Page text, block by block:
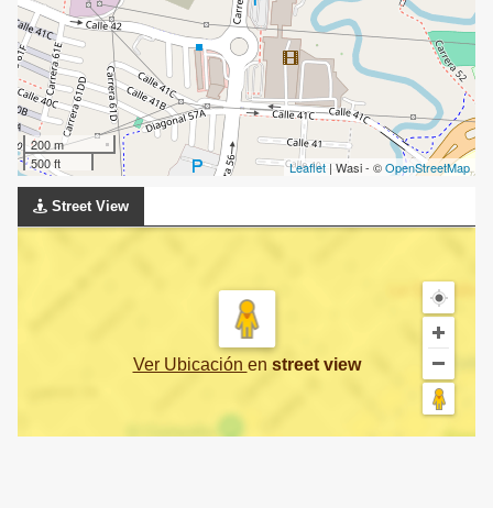
200 m
500 ft
Leaflet | Wasi - ©OpenStreetMap
Street View
Ver Ubicación en street view